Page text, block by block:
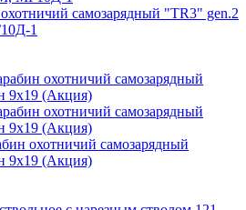
самозарядный "TR3" gen.2
1
охотничий самозарядный
9х19 (Акция)